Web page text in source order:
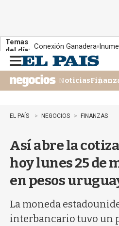
Temas
del día: Conexión Ganadera
n
u
Noticias
EL PAÍS NEGOCIOS FINANZAS
Así abre la
hoy lunes 25 de
en pesos
La moneda
interbancario tuvo un